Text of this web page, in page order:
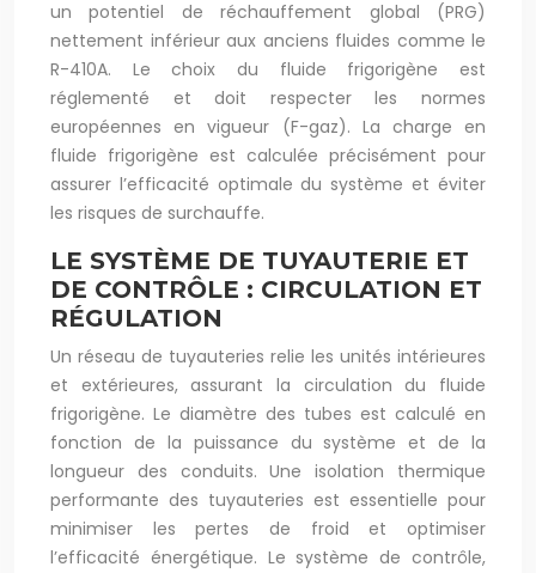
un potentiel de réchauffement global (PRG)
nettement inférieur aux anciens fluides comme le
R-410A. Le choix du fluide frigorigène est
réglementé et doit respecter les normes
européennes en vigueur (F-gaz). La charge en
fluide frigorigène est calculée précisément pour
assurer l’efficacité optimale du système et éviter
les risques de surchauffe.
LE SYSTÈME DE TUYAUTERIE ET
DE CONTRÔLE : CIRCULATION ET
RÉGULATION
Un réseau de tuyauteries relie les unités intérieures
et extérieures, assurant la circulation du fluide
frigorigène. Le diamètre des tubes est calculé en
fonction de la puissance du système et de la
longueur des conduits. Une isolation thermique
performante des tuyauteries est essentielle pour
minimiser les pertes de froid et optimiser
l’efficacité énergétique. Le système de contrôle,